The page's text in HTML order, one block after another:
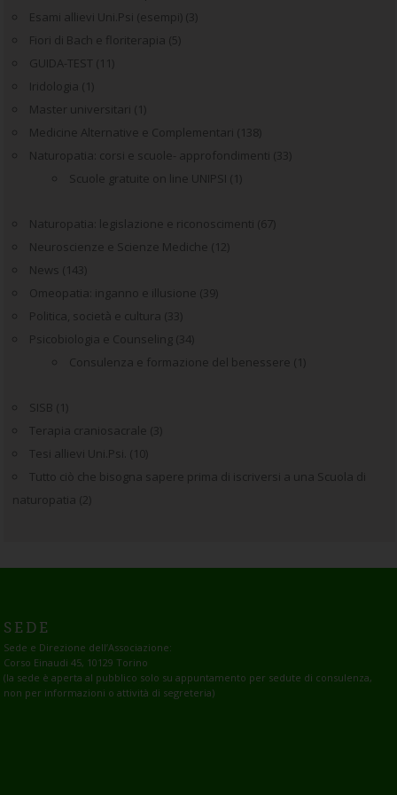
Esami allievi Uni.Psi (esempi) (3)
Fiori di Bach e floriterapia (5)
GUIDA-TEST (11)
Iridologia (1)
Master universitari (1)
Medicine Alternative e Complementari (138)
Naturopatia: corsi e scuole- approfondimenti (33)
Scuole gratuite on line UNIPSI (1)
Naturopatia: legislazione e riconoscimenti (67)
Neuroscienze e Scienze Mediche (12)
News (143)
Omeopatia: inganno e illusione (39)
Politica, società e cultura (33)
Psicobiologia e Counseling (34)
Consulenza e formazione del benessere (1)
SISB (1)
Terapia craniosacrale (3)
Tesi allievi Uni.Psi. (10)
Tutto ciò che bisogna sapere prima di iscriversi a una Scuola di
naturopatia (2)
SEDE
Sede e Direzione dell’Associazione:
Corso Einaudi 45, 10129 Torino
(la sede è aperta al pubblico solo su appuntamento per sedute di consulenza,
non per informazioni o attività di segreteria)